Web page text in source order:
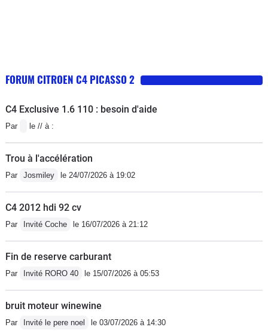
FORUM CITROEN C4 PICASSO 2
C4 Exclusive 1.6 110 : besoin d'aide
Par le // à :
Trou à l'accélération
Par Josmiley le 24/07/2026 à 19:02
C4 2012 hdi 92 cv
Par Invité Coche le 16/07/2026 à 21:12
Fin de reserve carburant
Par Invité RORO 40 le 15/07/2026 à 05:53
bruit moteur winewine
Par Invité le pere noel le 03/07/2026 à 14:30